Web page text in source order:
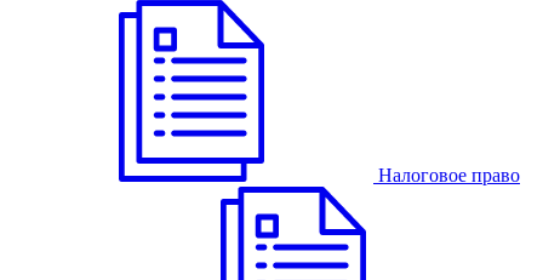
Налоговое право